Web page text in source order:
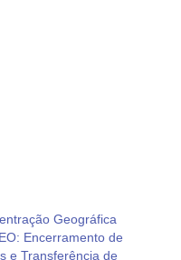
Geográfica
Encerramento de
e Transferência de